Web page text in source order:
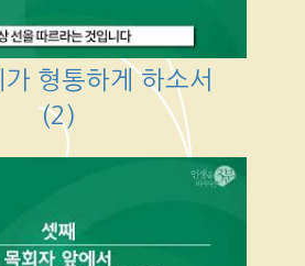
형통하게 하소서
(2)